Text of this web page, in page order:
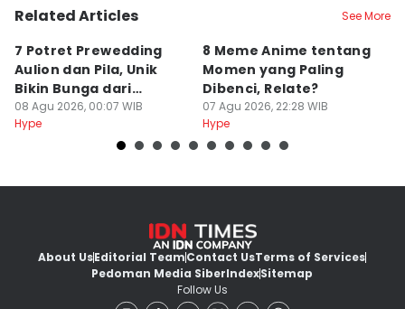
Related Articles See More
7 Potret Prewedding
Aulion dan Pila, Unik
Bikin Bunga dari
Kardus!
08 Agu 2026, 00:07 WIB
Hype
8 Meme Anime tentang
Momen yang Paling
Dibenci, Relate?
07 Agu 2026, 22:28 WIB
Hype
About UsEditorial TeamContact UsTerms of Services
Pedoman Media SiberIndexSitemap
Follow Us